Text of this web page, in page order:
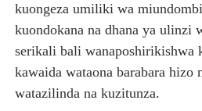
kuongeza umiliki wa
kuondokana na dhana ya ulinzi
serikali bali wanaposhirikishwa
kawaida wataona barabara hizo
watazilinda na kuzitunza.